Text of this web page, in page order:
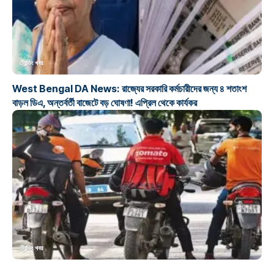
ট্রেন্ডিং খবর
West Bengal DA News: রাজ্যের সরকারি কর্মচারীদের জন্য ৪ শতাংশ
বাড়ল ডিএ, অন্তর্বর্তী বাজেটে বড় ঘোষণা! এপ্রিল থেকে কার্যকর
ট্রেন্ডিং খবর